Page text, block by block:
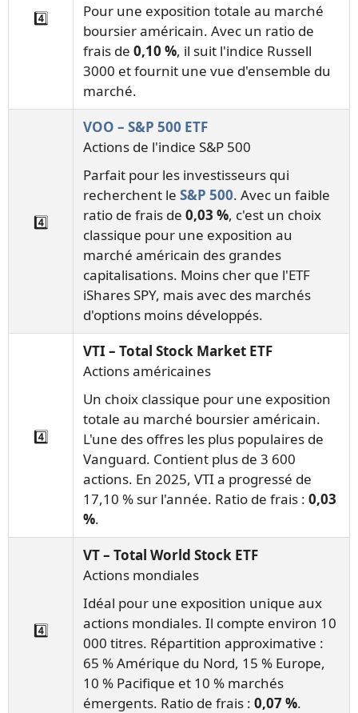
4️⃣
Pour une exposition totale au marché
boursier américain. Avec un ratio de
frais de 0,10 %, il suit l'indice Russell
3000 et fournit une vue d'ensemble du
marché.
4️⃣
VOO – S&P 500 ETF
Actions de l'indice S&P 500
Parfait pour les investisseurs qui
recherchent le S&P 500. Avec un faible
ratio de frais de 0,03 %, c'est un choix
classique pour une exposition au
marché américain des grandes
capitalisations. Moins cher que l'ETF
iShares SPY, mais avec des marchés
d'options moins développés.
4️⃣
VTI – Total Stock Market ETF
Actions américaines
Un choix classique pour une exposition
totale au marché boursier américain.
L'une des offres les plus populaires de
Vanguard. Contient plus de 3 600
actions. En 2025, VTI a progressé de
17,10 % sur l'année. Ratio de frais : 0,03
%.
4️⃣
VT – Total World Stock ETF
Actions mondiales
Idéal pour une exposition unique aux
actions mondiales. Il compte environ 10
000 titres. Répartition approximative :
65 % Amérique du Nord, 15 % Europe,
10 % Pacifique et 10 % marchés
émergents. Ratio de frais : 0,07 %.